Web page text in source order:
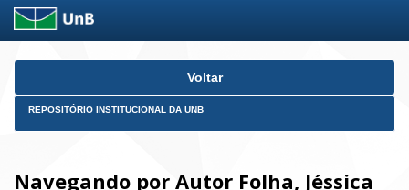
Skip
Voltar
REPOSITÓRIO INSTITUCIONAL DA UNB
Navegando por Autor Folha, Jéssica